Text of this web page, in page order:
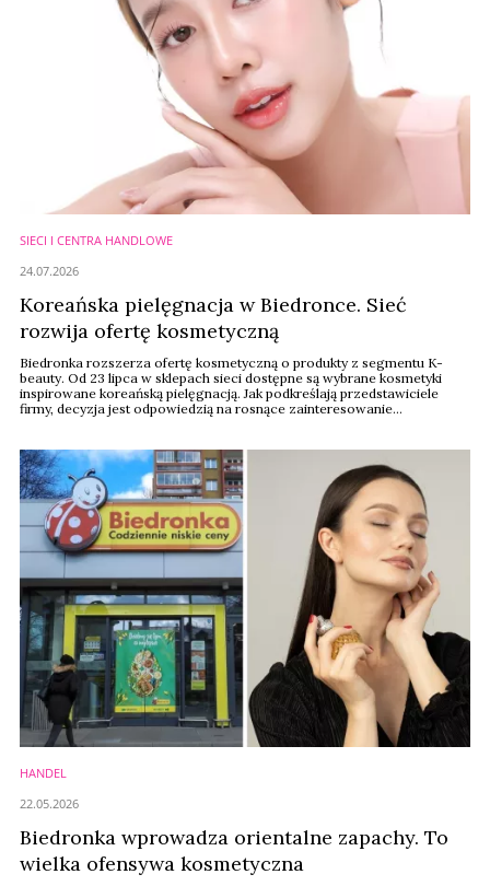
SIECI I CENTRA HANDLOWE
Koreańska pielęgnacja w Biedronce. Sieć
rozwija ofertę kosmetyczną
Biedronka rozszerza ofertę kosmetyczną o produkty z segmentu K-
beauty. Od 23 lipca w sklepach sieci dostępne są wybrane kosmetyki
inspirowane koreańską pielęgnacją. Jak podkreślają przedstawiciele
firmy, decyzja jest odpowiedzią na rosnące zainteresowanie
24.07.2026
HANDEL
Biedronka wprowadza orientalne zapachy. To
wielka ofensywa kosmetyczna
22.05.2026